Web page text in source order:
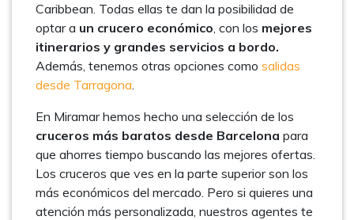
Caribbean. Todas ellas te dan la posibilidad de
optar a un crucero económico, con los mejores
itinerarios y grandes servicios a bordo.
Además, tenemos otras opciones como salidas
desde Tarragona.
En Miramar hemos hecho una selección de los
cruceros más baratos desde Barcelona para
que ahorres tiempo buscando las mejores ofertas.
Los cruceros que ves en la parte superior son los
más económicos del mercado. Pero si quieres una
atención más personalizada, nuestros agentes te